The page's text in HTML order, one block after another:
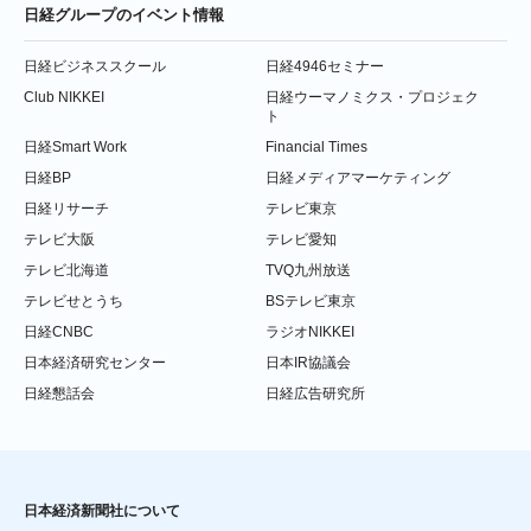
日経グループのイベント情報
日経ビジネススクール
日経4946セミナー
Club NIKKEI
日経ウーマノミクス・プロジェク
ト
日経Smart Work
Financial Times
日経BP
日経メディアマーケティング
日経リサーチ
テレビ東京
テレビ大阪
テレビ愛知
テレビ北海道
TVQ九州放送
テレビせとうち
BSテレビ東京
日経CNBC
ラジオNIKKEI
日本経済研究センター
日本IR協議会
日経懇話会
日経広告研究所
日本経済新聞社について